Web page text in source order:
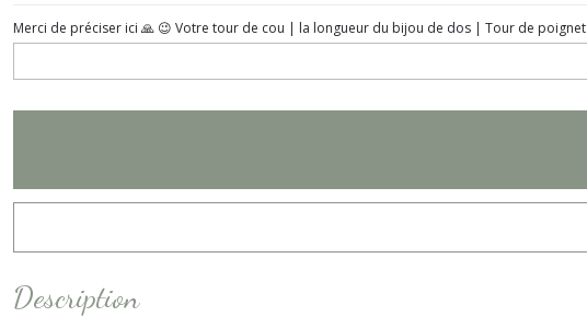
Merci de préciser ici 🙏 😉 Votre tour de cou | la longueur du bijou de dos | Tour de poignet
Description